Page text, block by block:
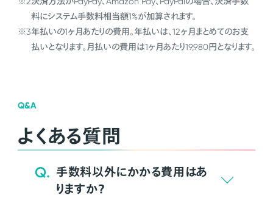
料にシステム手数料相当額1%が加算されます。
※3年払いの1ヶ月あたりの費用。年払いは、12ヶ月まとめてのお支
払いとなります。月払いの費用は1ヶ月あたり19,980円となります。
Q&A
よくある質問
Q. 手数料以外にかかる費用はあ
りますか？